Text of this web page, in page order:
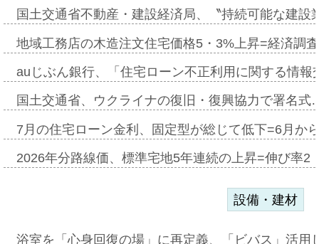
国土交通省不動産・建設経済局、〝持続可能な建
地域工務店の木造注文住宅価格5・3%上昇=経済調
auじぶん銀行、「住宅ローン不正利用に関する情
国土交通省、ウクライナの復旧・復興協力で署名
7月の住宅ローン金利、固定型が総じて低下=6月か
2026年分路線価、標準宅地5年連続の上昇=伸び率
設備・建材
浴室を「心身回復の場」に再定義、「ビバス」活